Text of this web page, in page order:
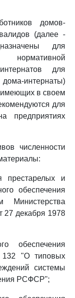
домов-
(далее -
для
нормативной
для
интернаты)
имеющих в своем
для
предприятиях
численности
престарелых и
обеспечения
Министерства
27 декабря 1978
обеспечения
"О типовых
системы
РСФСР";